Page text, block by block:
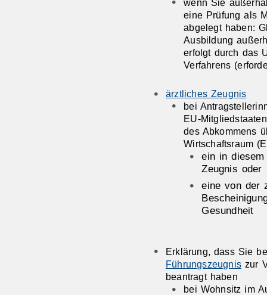
eine Prüfung als
abgelegt haben:
Ausbildung
erfolgt durch das
Verfahrens
ärztliches Zeugnis
bei
EU-
des Abkommens
Wirtschaftsraum
ein in
Zeugnis oder
eine von der
Gesundheit
Erklärung, dass Sie
Führungszeugnis zur
beantragt haben
bei Wohnsitz im